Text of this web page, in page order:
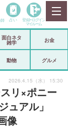
占い 登録• ログイン
マイルーム
面白ネタ
雑学
お金
動物 グルメ
リ×ポニー
ュアル」
像
2026.4.15（水） 15:30